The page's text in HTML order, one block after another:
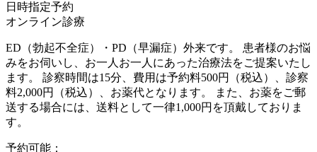
日時指定予約
オンライン診療
ED（勃起不全症）・PD（早漏症）外来です。 患者様のお悩
みをお伺いし、お一人お一人にあった治療法をご提案いたし
ます。 診察時間は15分、費用は予約料500円（税込）、診察
料2,000円（税込）、お薬代となります。 また、お薬をご郵
送する場合には、送料として一律1,000円を頂戴しておりま
す。
予約可能：